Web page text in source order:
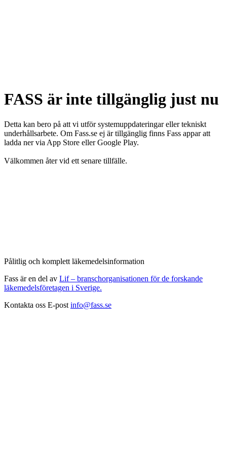
FASS är inte tillgänglig just nu
Detta kan bero på att vi utför systemuppdateringar eller tekniskt
underhållsarbete. Om Fass.se ej är tillgänglig finns Fass appar att
ladda ner via App Store eller Google Play.
Välkommen åter vid ett senare tillfälle.
Pålitlig och komplett läkemedelsinformation
Fass är en del av Lif – branschorganisationen för de forskande
läkemedelsföretagen i Sverige.
Kontakta oss E-post info@fass.se